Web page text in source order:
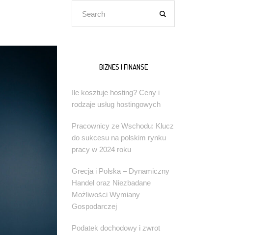
BIZNES I FINANSE
Ile kosztuje hosting? Ceny i
rodzaje usług hostingowych
Pracownicy ze Wschodu: Klucz
do sukcesu na polskim rynku
pracy w 2024 roku
Grecja i Polska – Dynamiczny
Handel oraz Niezbadane
Możliwości Wymiany
Gospodarczej
Podatek dochodowy i zwrot